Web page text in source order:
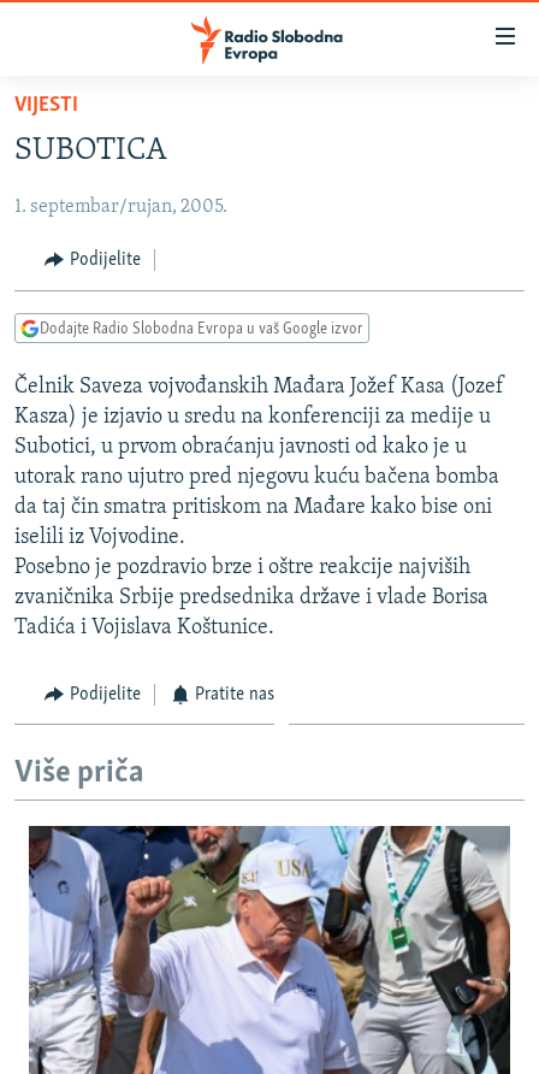
Pređite
glavni
Pređite
Pređite
pretragu
SRBIJA
KOSOVO
VIZUELNO
VIDEO
FOTOGALERIJE
INFOGRAFIKE
PODCASTI
RAT U UKRAJINI
KINA NA BALKANU
RSE PRIČE IZ SVIJETA
ISPRIČAJ MI
DNEVNO@RSE
VIŠE OD NASLOVA
POPLAVE I KLIZIŠTA U BIH 2024.
TV LIBERTY
POST SCRIPTUM
MOJA EVROPA
TRI DECENIJE OD RATA U BIH
SVE KARTE DEJTONA
NASTANAK I RASPAD JUGOSLAVIJE
Sve RFE/RL stranice
VIJESTI
SUBOTICA
1. septembar/rujan, 2005.
Podijelite
Dodajte Radio Slobodna Evropa u vaš Google izvor
Čelnik Saveza vojvođanskih Mađara Jožef Kasa (Jozef
Kasza) je izjavio u sredu na konferenciji za medije u
Subotici, u prvom obraćanju javnosti od kako je u
utorak rano ujutro pred njegovu kuću bačena bomba
da taj čin smatra pritiskom na Mađare kako bise oni
iselili iz Vojvodine.
Posebno je pozdravio brze i oštre reakcije najviših
zvaničnika Srbije predsednika države i vlade Borisa
Tadića i Vojislava Koštunice.
Podijelite Pratite nas
Više priča